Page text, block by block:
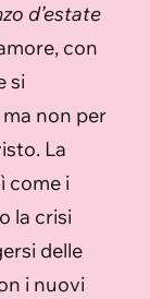
d’estate
con
si
non per
La
come i
la crisi
delle
i nuovi